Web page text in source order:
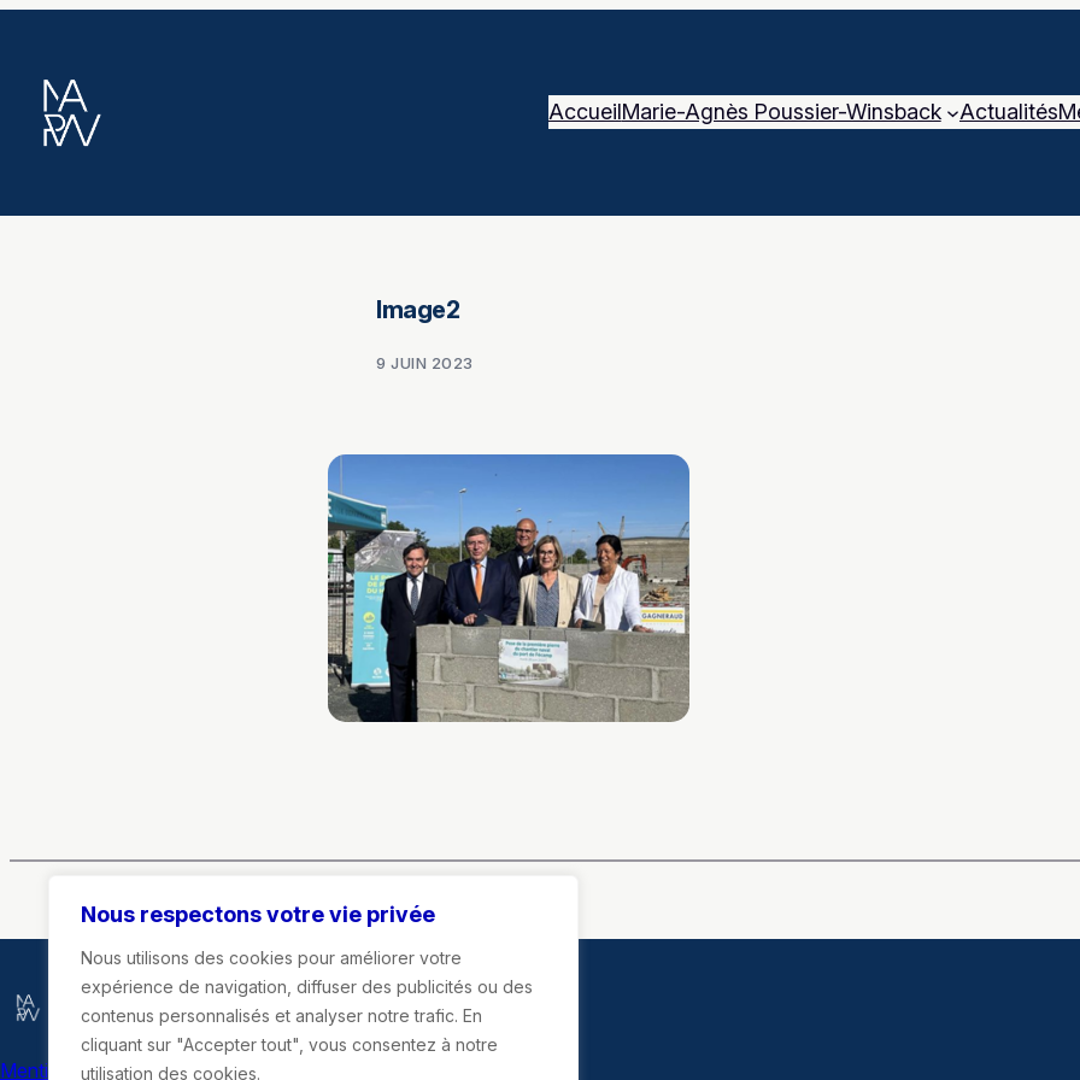
Nous respectons votre vie privée
Nous utilisons des cookies pour améliorer votre
expérience de navigation, diffuser des publicités ou des
contenus personnalisés et analyser notre trafic. En
cliquant sur "Accepter tout", vous consentez à notre
utilisation des cookies.
contenu
AccueilMarie-Agnès Poussier-Winsback Actualités
Image2
9 JUIN 2023
Marie-Agnès Poussier-Winsback
Mentions légales